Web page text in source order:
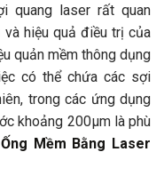
quang laser rất quan
hiệu quả điều trị của
quản mềm thông dụng
có thể chứa các sợi
trong các ứng dụng
khoảng 200μm là phù
Mềm Bằng Laser